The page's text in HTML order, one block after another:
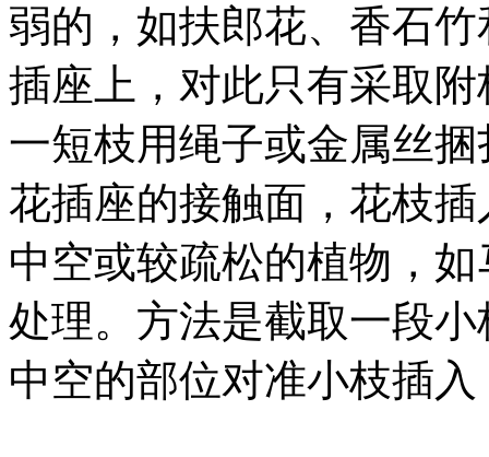
弱的，如扶郎花、香石
插座上，对此只有采取
一短枝用绳子或金属丝
花插座的接触面，花枝
中空或较疏松的植物，
处理。方法是截取一段
中空的部位对准小枝插